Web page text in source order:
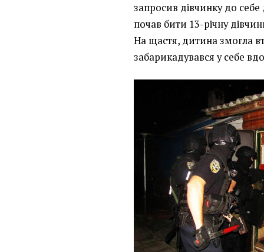
запросив дівчинку до
почав бити 13-річну
На щастя, дитина змогла
забарикадувався у себе